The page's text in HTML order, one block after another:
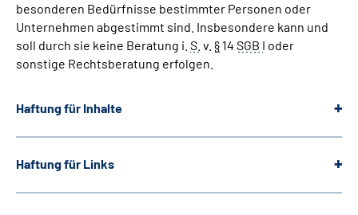
besonderen Bedürfnisse bestimmter Personen oder
Unternehmen abgestimmt sind. Insbesondere kann und
soll durch sie keine Beratung i. S. v. § 14 SGB I oder
sonstige Rechtsberatung erfolgen.
Haftung für Inhalte
Haftung für Links